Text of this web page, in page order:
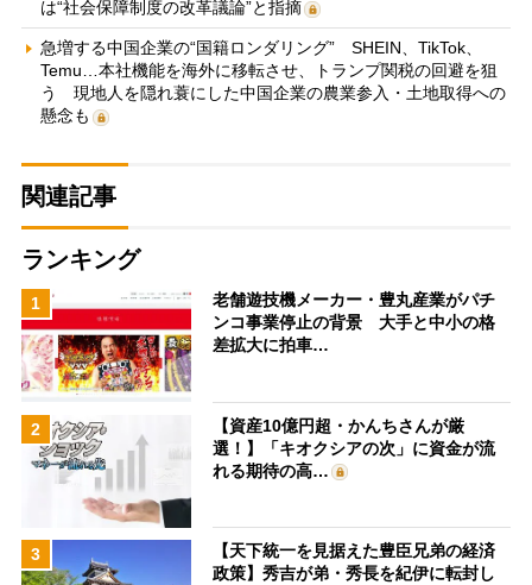
は“社会保障制度の改革議論”と指摘
急増する中国企業の“国籍ロンダリング” SHEIN、TikTok、
Temu…本社機能を海外に移転させ、トランプ関税の回避を狙
う 現地人を隠れ蓑にした中国企業の農業参入・土地取得への
懸念も
関連記事
ランキング
1
老舗遊技機メーカー・豊丸産業がパチ
ンコ事業停止の背景 大手と中小の格
差拡大に拍車…
2
【資産10億円超・かんちさんが厳
選！】「キオクシアの次」に資金が流
れる期待の高…
3
【天下統一を見据えた豊臣兄弟の経済
政策】秀吉が弟・秀長を紀伊に転封し